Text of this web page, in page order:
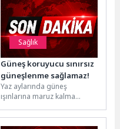
Sağlık
Güneş koruyucu sınırsız
güneşlenme sağlamaz!
Yaz aylarında güneş
ışınlarına maruz kalma
ciltte güneş yanıkları,
lekelenmeler, erken